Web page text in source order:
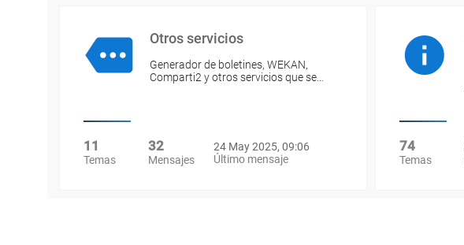
Otros servicios
Generador de boletines, WEKAN,
Comparti2 y otros servicios que se…
11
Temas
32
Mensajes
24 May 2025, 09:06
Último mensaje
74
Temas